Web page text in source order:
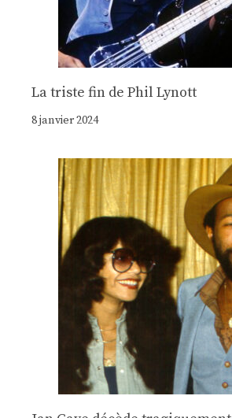
La triste fin de Phil Lynott
8 janvier 2024